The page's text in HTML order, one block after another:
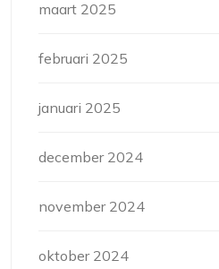
maart 2025
februari 2025
januari 2025
december 2024
november 2024
oktober 2024